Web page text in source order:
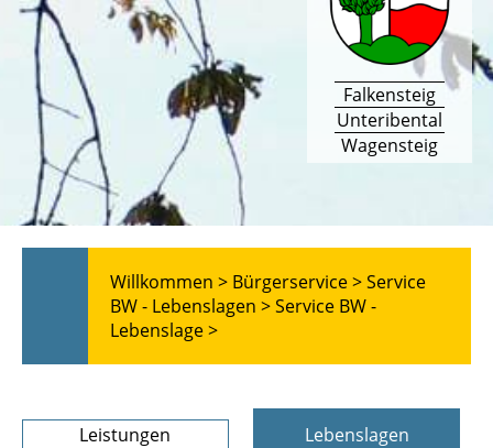
Falkensteig
Unteribental
Wagensteig
Willkommen > Bürgerservice >Service
BW - Lebenslagen >Service BW -
Lebenslage >
Leistungen
Lebenslagen